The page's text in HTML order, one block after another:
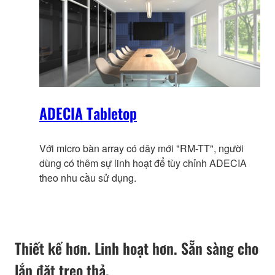
tin
ADECIA Tabletop
Với micro bàn array có dây mới "RM-TT", người
dùng có thêm sự linh hoạt để tùy chỉnh ADECIA
theo nhu cầu sử dụng.
Thiết kế hơn. Linh hoạt hơn. Sẵn sàng cho
lắp đặt treo thả.